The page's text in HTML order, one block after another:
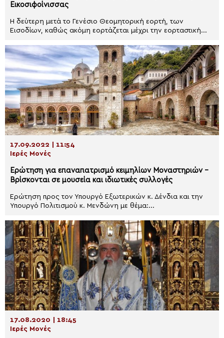
Εικοσιφοίνισσας
Η δεύτερη μετά το Γενέσιο Θεομητορική εορτή, των
Εισοδίων, καθώς ακόμη εορτάζεται μέχρι την εορταστική...
17.09.2022 | 11:54
Ιερές Μονές
Ερώτηση για επαναπατρισμό κειμηλίων Μοναστηριών –
Βρίσκονται σε μουσεία και ιδιωτικές συλλογές
Ερώτηση προς τον Υπουργό Εξωτερικών κ. Δένδια και την
Υπουργό Πολιτισμού κ. Μενδώνη με θέμα:...
17.08.2020 | 18:45
Ιερές Μονές